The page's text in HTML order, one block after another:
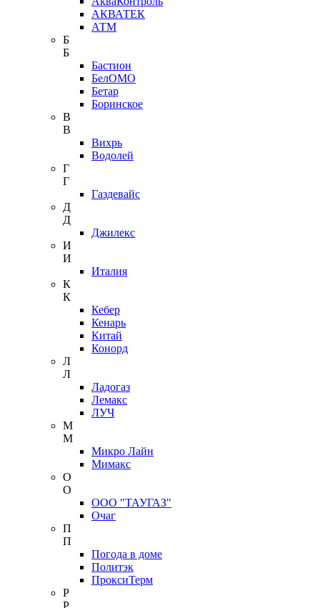
АКВАТЕК
АТМ
Б
Б
Бастион
БелОМО
Бетар
Боринское
В
В
Вихрь
Водолей
Г
Г
Газдевайс
Д
Д
Джилекс
И
И
Италия
К
К
Кебер
Кенарь
Китай
Конорд
Л
Л
Ладогаз
Лемакс
ЛУЧ
М
М
Микро Лайн
Мимакс
О
О
ООО "ТАУГАЗ"
Очаг
П
П
Погода в доме
Политэк
ПроксиТерм
Р
Р